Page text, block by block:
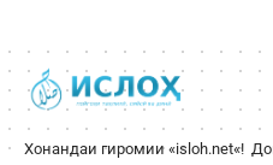
Хонандаи гиромии «isloh.net«!